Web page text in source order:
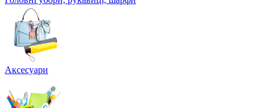
Аксесуари